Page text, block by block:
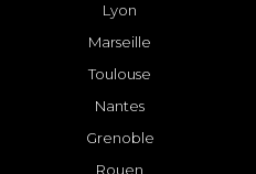
Lyon
Marseille
Toulouse
Nantes
Grenoble
Rouen